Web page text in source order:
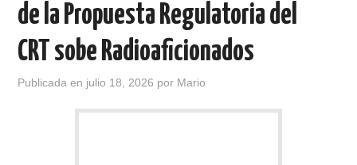
de la Propuesta Regulatoria del
CRT sobe Radioaficionados
Publicada en julio 18, 2026 por Mario